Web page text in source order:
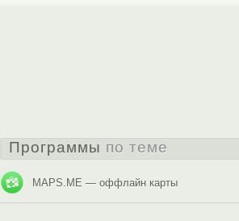
Программы по теме
MAPS.ME — оффлайн карты